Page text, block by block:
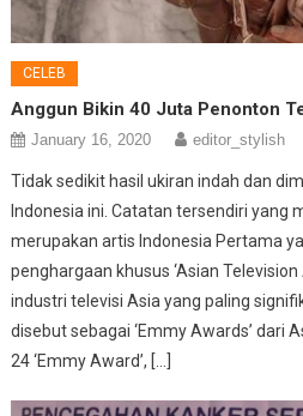
CELEB
Anggun Bikin 40 Juta Penonton
January 16, 2020 editor_stylish
Tidak sedikit hasil ukiran indah dan
Indonesia ini. Catatan tersendiri yang
merupakan artis Indonesia Pertama
penghargaan khusus ‘Asian
industri televisi Asia yang paling
disebut sebagai ‘Emmy Awards’ dari
24 ‘Emmy Award’, […]